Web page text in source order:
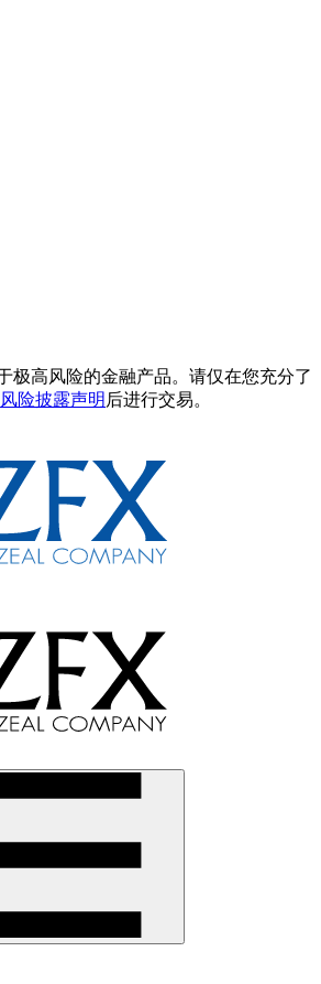
极高风险的金融产品。请仅在您充分了
风险披露声明 后进行交易。